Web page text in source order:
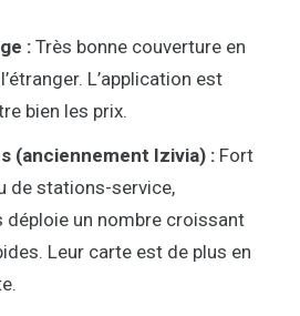
:Très bonne couverture en
L’application est
bien les prix.
(anciennement Izivia) : Fort
de stations-service,
déploie un nombre croissant
Leur carte est de plus en